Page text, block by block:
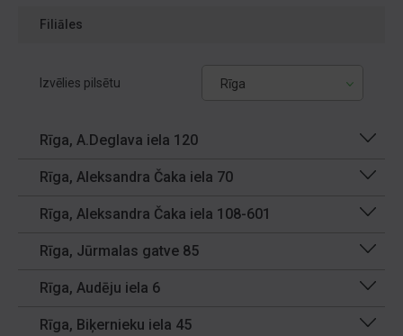
Filiāles
Izvēlies pilsētu Rīga
Rīga, A.Deglava iela 120
Rīga, Aleksandra Čaka iela 70
Rīga, Aleksandra Čaka iela 108-601
Rīga, Jūrmalas gatve 85
Rīga, Audēju iela 6
Rīga, Biķernieku iela 45